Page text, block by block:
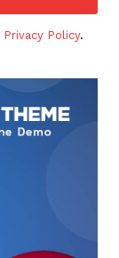
Privacy Policy.